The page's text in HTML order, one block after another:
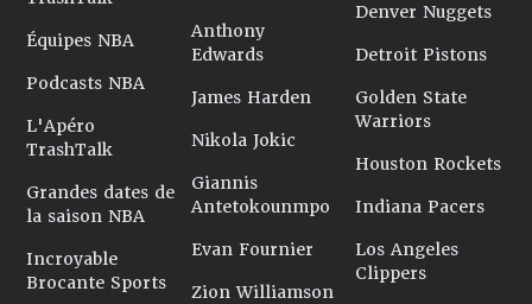
Équipes NBA
Podcasts NBA
L'Apéro
TrashTalk
Grandes dates de
la saison NBA
Incroyable
Brocante Sports
Anthony
Edwards
James Harden
Nikola Jokic
Giannis
Antetokounmpo
Evan Fournier
Zion Williamson
Denver Nuggets
Detroit Pistons
Golden State
Warriors
Houston Rockets
Indiana Pacers
Los Angeles
Clippers